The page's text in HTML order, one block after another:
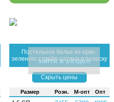
Постельное белье из ярко-
зеленого страйп-сатина в полоску
зайти в раздел
Скрыть цены
Раз­мер Розн. М-опт Опт